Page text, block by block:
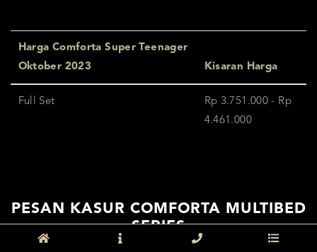
Harga Comforta Super Teenager
Oktober 2023
Kisaran Harga
Full Set
Rp 3.751.000 - Rp
4.461.000
PESAN KASUR COMFORTA MULTIBED
SERIES